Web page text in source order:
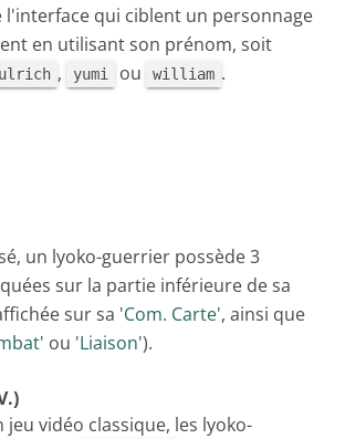
l'interface qui ciblent un personnage
en utilisant son prénom, soit
ulrich , yumi ou william .
un lyoko-guerrier possède 3
sur la partie inférieure de sa
sur sa 'Com. Carte', ainsi que
ou 'Liaison').
jeu vidéo classique, les lyoko-